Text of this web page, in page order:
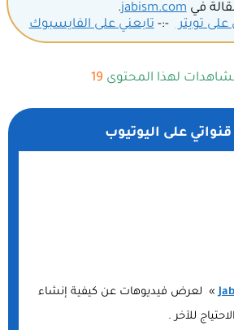
jabism.com
.
على تويتر-:-تابعني على الفايسبوك
19 لهذا المحتوى
قنواتي على اليوتيوب
» لعرض فيديوهات عن كيفية إنشاء
للآخر .